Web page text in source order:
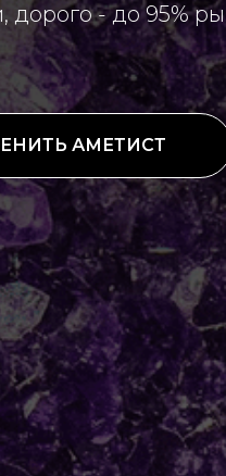
дорого - до 95%
АМЕТИСТ